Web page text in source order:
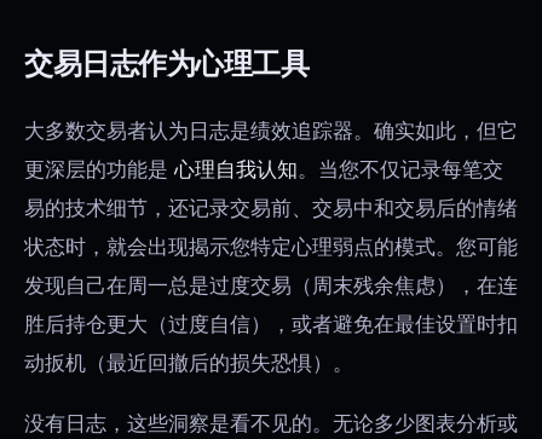
交易日志作为心理工具
大多数交易者认为日志是绩效追踪器。确实如此，但它
更深层的功能是心理自我认知。当您不仅记录每笔交
易的技术细节，还记录交易前、交易中和交易后的情绪
状态时，就会出现揭示您特定心理弱点的模式。您可能
发现自己在周一总是过度交易（周末残余焦虑），在连
胜后持仓更大（过度自信），或者避免在最佳设置时扣
动扳机（最近回撤后的损失恐惧）。
没有日志，这些洞察是看不见的。无论多少图表分析或